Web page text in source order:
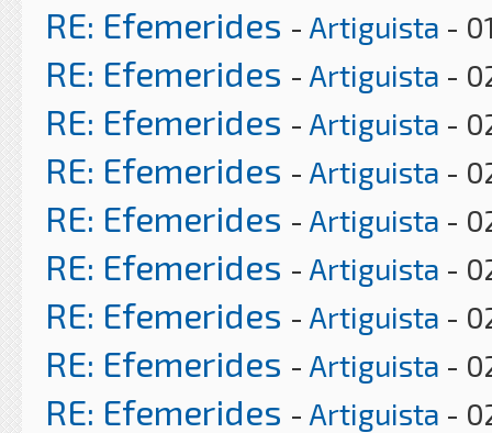
RE: Efemerides - Artiguista -
RE: Efemerides - Artiguista -
RE: Efemerides - Artiguista -
RE: Efemerides - Artiguista -
RE: Efemerides - Artiguista -
RE: Efemerides - Artiguista -
RE: Efemerides - Artiguista -
RE: Efemerides - Artiguista -
RE: Efemerides - Artiguista -